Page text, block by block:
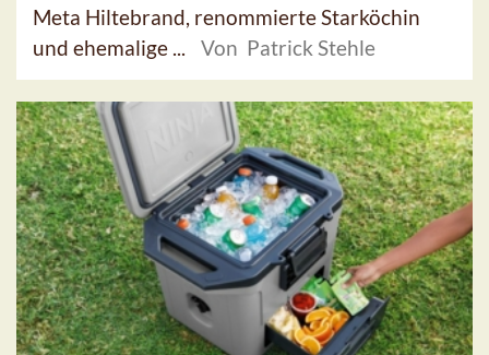
Meta Hiltebrand, renommierte Starköchin
und ehemalige ...
Von Patrick Stehle